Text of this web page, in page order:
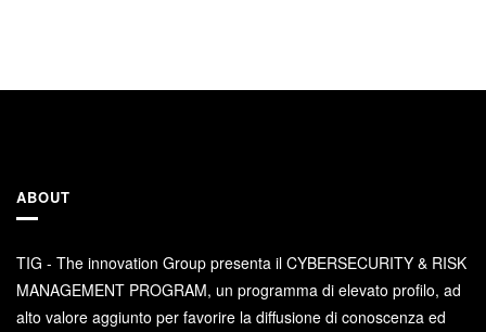
ABOUT
TIG - The innovation Group presenta il CYBERSECURITY & RISK
MANAGEMENT PROGRAM, un programma di elevato profilo, ad
alto valore aggiunto per favorire la diffusione di conoscenza ed